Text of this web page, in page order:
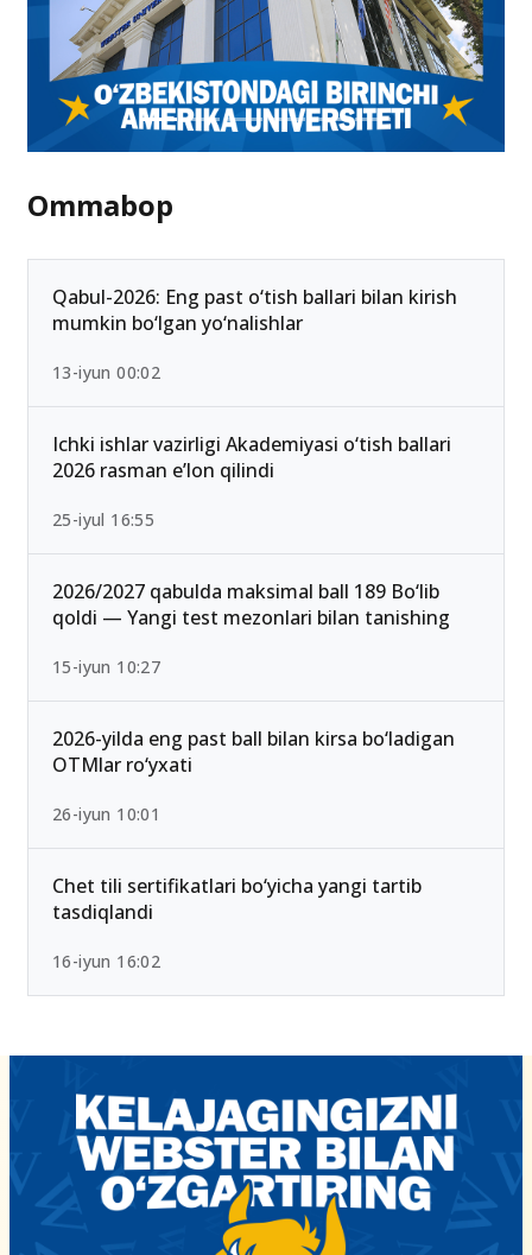
Ommabop
Qabul-2026: Eng past o‘tish ballari bilan kirish
mumkin bo‘lgan yo‘nalishlar
13-iyun 00:02
Ichki ishlar vazirligi Akademiyasi o‘tish ballari
2026 rasman e’lon qilindi
25-iyul 16:55
2026/2027 qabulda maksimal ball 189 Bo‘lib
qoldi — Yangi test mezonlari bilan tanishing
15-iyun 10:27
2026-yilda eng past ball bilan kirsa bo‘ladigan
OTMlar ro‘yxati
26-iyun 10:01
Chet tili sertifikatlari bo‘yicha yangi tartib
tasdiqlandi